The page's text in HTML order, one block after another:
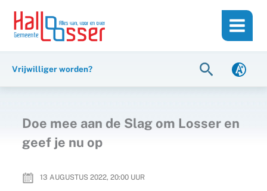
inhoud
naar
Vrijwilliger worden? Zoeken
Doe mee aan de Slag om Losser en
geef je nu op
13 AUGUSTUS 2022, 20:00UUR